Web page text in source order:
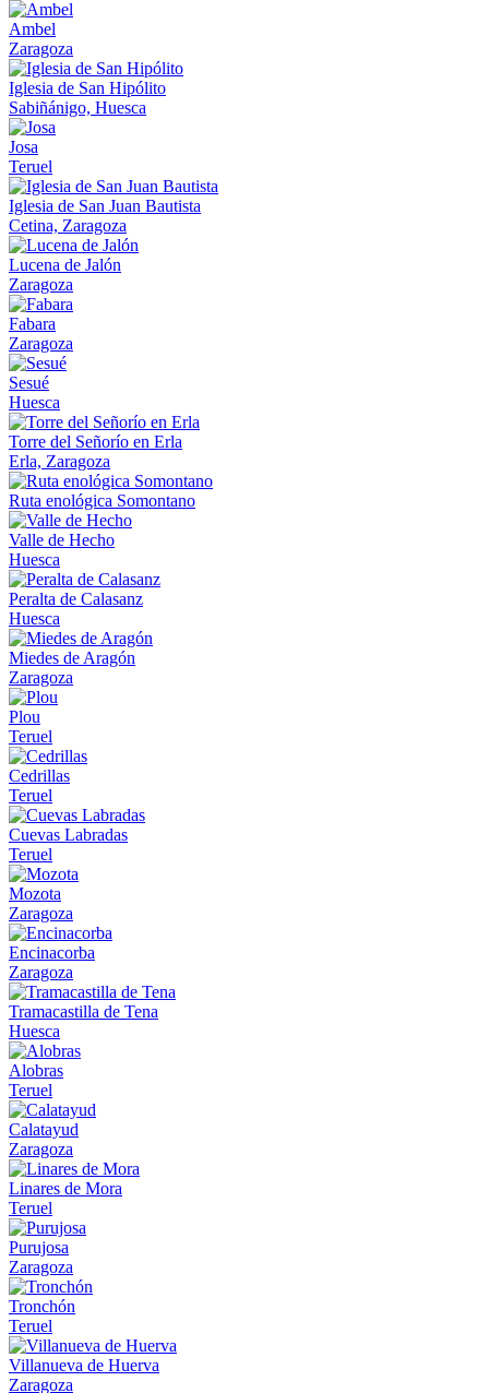
Ambel
Zaragoza
Iglesia de San Hipólito
Sabiñánigo, Huesca
Josa
Teruel
Iglesia de San Juan Bautista
Cetina, Zaragoza
Lucena de Jalón
Zaragoza
Fabara
Zaragoza
Sesué
Huesca
Torre del Señorío en Erla
Erla, Zaragoza
Ruta enológica Somontano
Valle de Hecho
Huesca
Peralta de Calasanz
Huesca
Miedes de Aragón
Zaragoza
Plou
Teruel
Cedrillas
Teruel
Cuevas Labradas
Teruel
Mozota
Zaragoza
Encinacorba
Zaragoza
Tramacastilla de Tena
Huesca
Alobras
Teruel
Calatayud
Zaragoza
Linares de Mora
Teruel
Purujosa
Zaragoza
Tronchón
Teruel
Villanueva de Huerva
Zaragoza